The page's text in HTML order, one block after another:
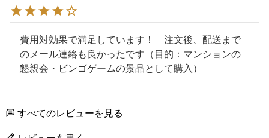
費用対効果で満足しています！　注文後、配送まで
のメール連絡も良かったです（目的：マンションの
懇親会・ビンゴゲームの景品として購入）
すべてのレビューを見る